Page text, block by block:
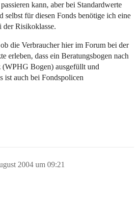
kann, aber bei Standardwerte
selbst für diesen Fonds benötige ich eine
der Risikoklasse.
die Verbraucher hier im Forum bei der
erleben, dass ein Beratungsbogen nach
(WPHG Bogen) ausgefüllt und
ist auch bei Fondspolicen
2004 um 09:21